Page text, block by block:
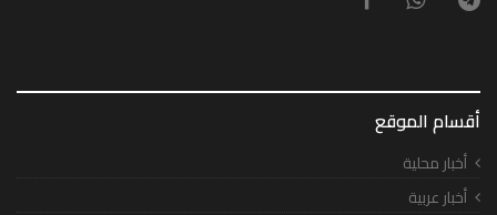
أقسام الموقع
أخبار محلية
أخبار عربية